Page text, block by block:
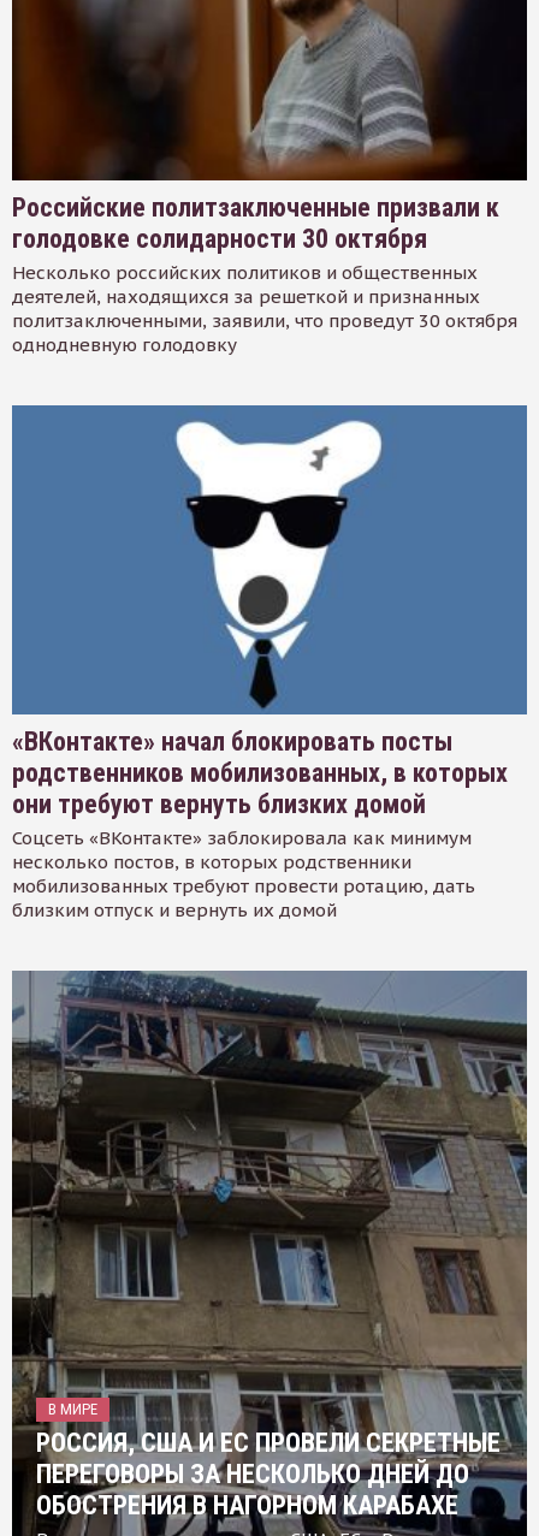
Российские политзаключенные призвали к
голодовке солидарности 30 октября
Несколько российских политиков и общественных
деятелей, находящихся за решеткой и признанных
политзаключенными, заявили, что проведут 30 октября
однодневную голодовку
«ВКонтакте» начал блокировать посты
родственников мобилизованных, в которых
они требуют вернуть близких домой
Соцсеть «ВКонтакте» заблокировала как минимум
несколько постов, в которых родственники
мобилизованных требуют провести ротацию, дать
близким отпуск и вернуть их домой
В МИРЕ
РОССИЯ, США И ЕС ПРОВЕЛИ СЕКРЕТНЫЕ
ПЕРЕГОВОРЫ ЗА НЕСКОЛЬКО ДНЕЙ ДО
ОБОСТРЕНИЯ В НАГОРНОМ КАРАБАХЕ